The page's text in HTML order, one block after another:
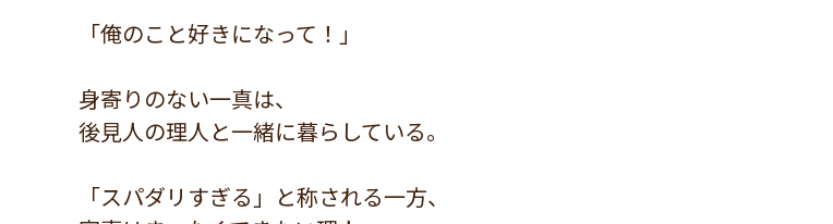
「俺のこと好きになって！」
身寄りのない一真は、
後見人の理人と一緒に暮らしている。
「スパダリすぎる」と称される一方、